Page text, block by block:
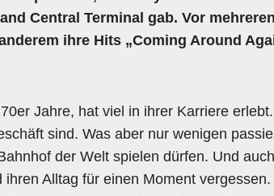
Central Terminal gab. Vor mehreren
ihre Hits „Coming Around
Jahre, hat viel in ihrer Karriere
sind. Was aber nur wenigen
der Welt spielen dürfen. Und
Alltag für einen Moment vergessen.